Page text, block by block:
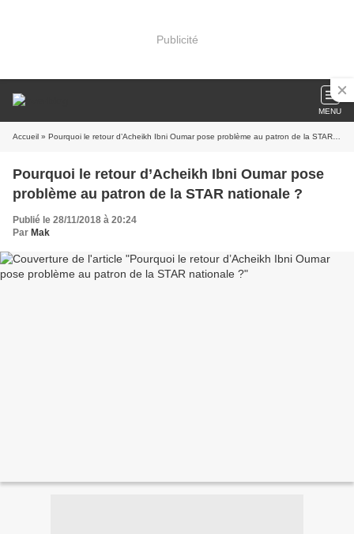
Publicité
MENU
Accueil » Pourquoi le retour d’Acheikh Ibni Oumar pose problème au patron de la STAR nationale ?
Pourquoi le retour d’Acheikh Ibni Oumar pose
problème au patron de la STAR nationale ?
Publié le 28/11/2018 à 20:24
Par Mak